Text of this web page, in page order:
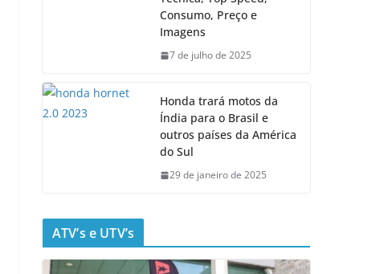
Consumo, Preço e
Imagens
7 de julho de 2025
Honda trará motos da
Índia para o Brasil e
outros países da América
do Sul
29 de janeiro de 2025
ATV’s e UTV’s